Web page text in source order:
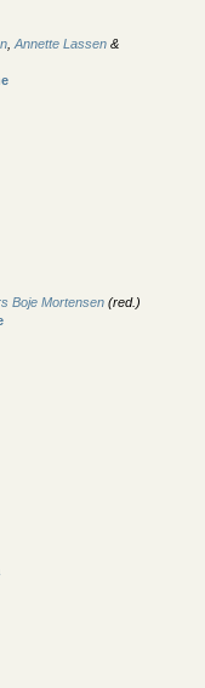
Annette Lassen &
Boje Mortensen (red.)